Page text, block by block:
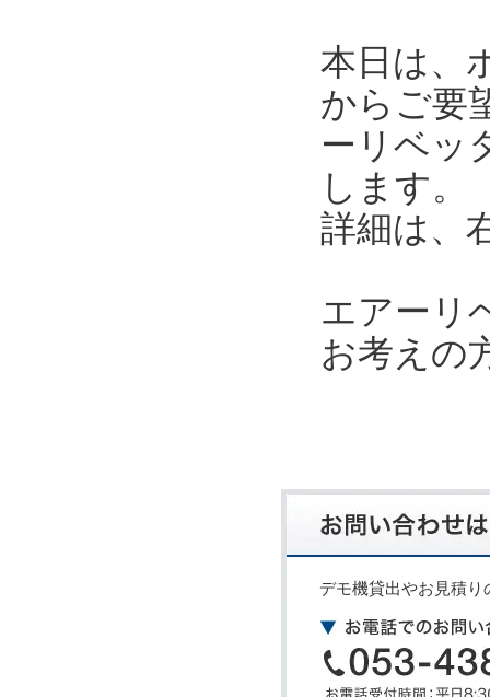
本日は、
からご要
ーリベッ
します。
詳細は、
エアーリ
お考えの
デモ機貸出やお見積